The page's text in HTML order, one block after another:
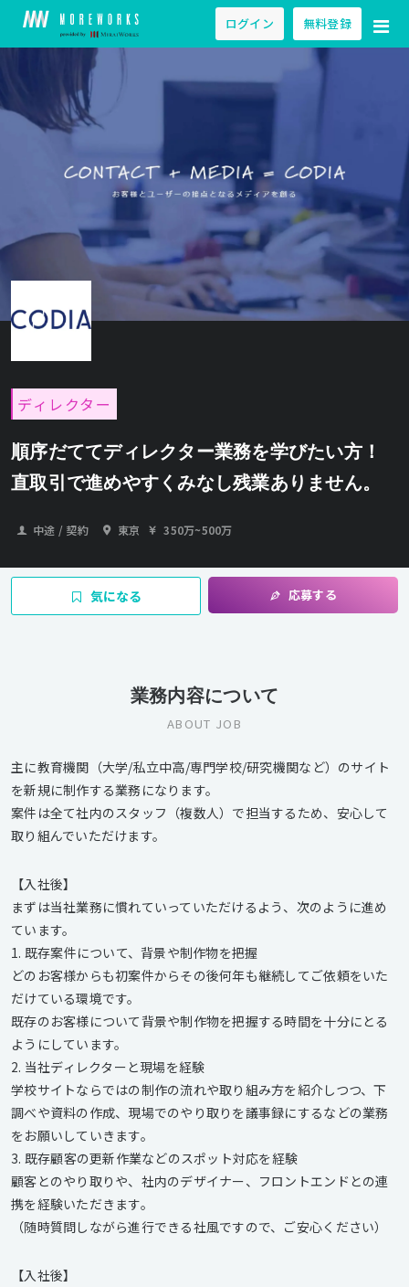
ログイン 無料登録
ディレクター
順序だててディレクター業務を学びたい方！
直取引で進めやすくみなし残業ありません。
中途 / 契約 東京 350万~500万
気になる 応募する
業務内容について
ABOUT JOB
主に教育機関（大学/私立中高/専門学校/研究機関など）のサイト
を新規に制作する業務になります。
案件は全て社内のスタッフ（複数人）で担当するため、安心して
取り組んでいただけます。
【入社後】
まずは当社業務に慣れていっていただけるよう、次のように進め
ています。
1. 既存案件について、背景や制作物を把握
どのお客様からも初案件からその後何年も継続してご依頼をいた
だけている環境です。
既存のお客様について背景や制作物を把握する時間を十分にとる
ようにしています。
2. 当社ディレクターと現場を経験
学校サイトならではの制作の流れや取り組み方を紹介しつつ、下
調べや資料の作成、現場でのやり取りを議事録にするなどの業務
をお願いしていきます。
3. 既存顧客の更新作業などのスポット対応を経験
顧客とのやり取りや、社内のデザイナー、フロントエンドとの連
携を経験いただきます。
（随時質問しながら進行できる社風ですので、ご安心ください）
【入社後】